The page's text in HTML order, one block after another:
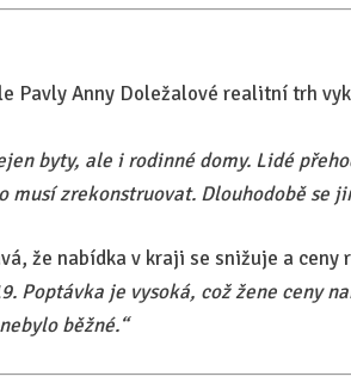
Pavly Anny Doležalové realitní trh
byty, ale i rodinné domy. Lidé
zrekonstruovat. Dlouhodobě se
že nabídka v kraji se snižuje a ceny
Poptávka je vysoká, což žene ceny
běžné.“